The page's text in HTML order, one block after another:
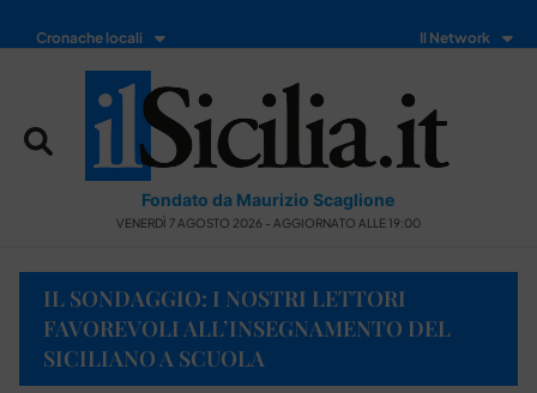
Cronache locali Il Network
Fondato da Maurizio Scaglione
VENERDÌ 7 AGOSTO 2026 - AGGIORNATO ALLE 19:00
IL SONDAGGIO: I NOSTRI LETTORI
FAVOREVOLI ALL’INSEGNAMENTO DEL
SICILIANO A SCUOLA